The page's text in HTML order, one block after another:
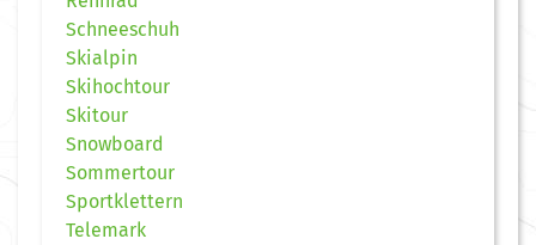
Schneeschuh
Skialpin
Skihochtour
Skitour
Snowboard
Sommertour
Sportklettern
Telemark